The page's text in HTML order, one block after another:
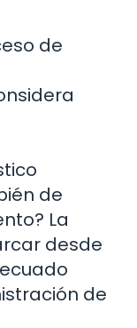
de
de
La
desde
de